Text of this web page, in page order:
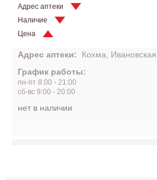
Адрес аптеки
Наличие
Цена
Адрес аптеки:
Кохма,
График работы:
пн-пт 8:00 - 21:00
сб-вс 9:00 - 20:00
нет в наличии